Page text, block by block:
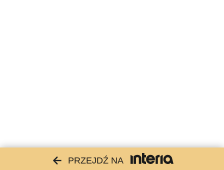
PRZEJDŹ NA